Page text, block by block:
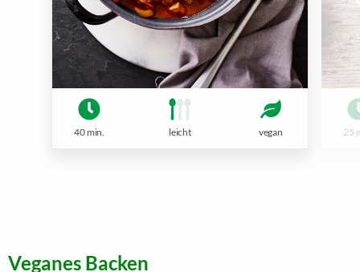
40 min. leicht vegan 25
Veganes Backen